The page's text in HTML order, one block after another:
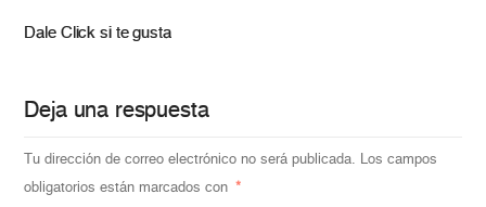
Dale Click si te gusta
Deja una respuesta
Tu dirección de correo electrónico no será publicada. Los campos
obligatorios están marcados con
*